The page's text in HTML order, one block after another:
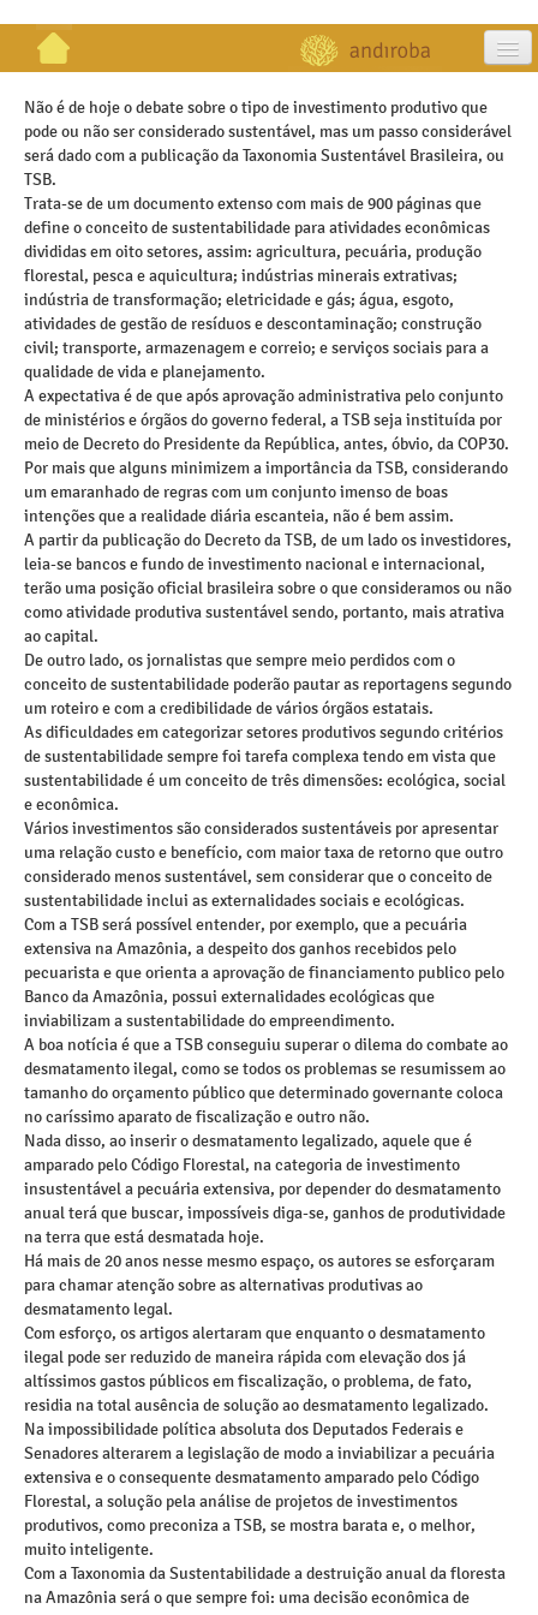
artigos
projetos
publicações
galeria
contato
Não é de hoje o debate sobre o tipo de investimento produtivo que
pode ou não ser considerado sustentável, mas um passo considerável
será dado com a publicação da Taxonomia Sustentável Brasileira, ou
TSB.
Trata-se de um documento extenso com mais de 900 páginas que
define o conceito de sustentabilidade para atividades econômicas
divididas em oito setores, assim: agricultura, pecuária, produção
florestal, pesca e aquicultura; indústrias minerais extrativas;
indústria de transformação; eletricidade e gás; água, esgoto,
atividades de gestão de resíduos e descontaminação; construção
civil; transporte, armazenagem e correio; e serviços sociais para a
qualidade de vida e planejamento.
A expectativa é de que após aprovação administrativa pelo conjunto
de ministérios e órgãos do governo federal, a TSB seja instituída por
meio de Decreto do Presidente da República, antes, óbvio, da COP30.
Por mais que alguns minimizem a importância da TSB, considerando
um emaranhado de regras com um conjunto imenso de boas
intenções que a realidade diária escanteia, não é bem assim.
A partir da publicação do Decreto da TSB, de um lado os investidores,
leia-se bancos e fundo de investimento nacional e internacional,
terão uma posição oficial brasileira sobre o que consideramos ou não
como atividade produtiva sustentável sendo, portanto, mais atrativa
ao capital.
De outro lado, os jornalistas que sempre meio perdidos com o
conceito de sustentabilidade poderão pautar as reportagens segundo
um roteiro e com a credibilidade de vários órgãos estatais.
As dificuldades em categorizar setores produtivos segundo critérios
de sustentabilidade sempre foi tarefa complexa tendo em vista que
sustentabilidade é um conceito de três dimensões: ecológica, social
e econômica.
Vários investimentos são considerados sustentáveis por apresentar
uma relação custo e benefício, com maior taxa de retorno que outro
considerado menos sustentável, sem considerar que o conceito de
sustentabilidade inclui as externalidades sociais e ecológicas.
Com a TSB será possível entender, por exemplo, que a pecuária
extensiva na Amazônia, a despeito dos ganhos recebidos pelo
pecuarista e que orienta a aprovação de financiamento publico pelo
Banco da Amazônia, possui externalidades ecológicas que
inviabilizam a sustentabilidade do empreendimento.
A boa notícia é que a TSB conseguiu superar o dilema do combate ao
desmatamento ilegal, como se todos os problemas se resumissem ao
tamanho do orçamento público que determinado governante coloca
no caríssimo aparato de fiscalização e outro não.
Nada disso, ao inserir o desmatamento legalizado, aquele que é
amparado pelo Código Florestal, na categoria de investimento
insustentável a pecuária extensiva, por depender do desmatamento
anual terá que buscar, impossíveis diga-se, ganhos de produtividade
na terra que está desmatada hoje.
Há mais de 20 anos nesse mesmo espaço, os autores se esforçaram
para chamar atenção sobre as alternativas produtivas ao
desmatamento legal.
Com esforço, os artigos alertaram que enquanto o desmatamento
ilegal pode ser reduzido de maneira rápida com elevação dos já
altíssimos gastos públicos em fiscalização, o problema, de fato,
residia na total ausência de solução ao desmatamento legalizado.
Na impossibilidade política absoluta dos Deputados Federais e
Senadores alterarem a legislação de modo a inviabilizar a pecuária
extensiva e o consequente desmatamento amparado pelo Código
Florestal, a solução pela análise de projetos de investimentos
produtivos, como preconiza a TSB, se mostra barata e, o melhor,
muito inteligente.
Com a Taxonomia da Sustentabilidade a destruição anual da floresta
na Amazônia será o que sempre foi: uma decisão econômica de